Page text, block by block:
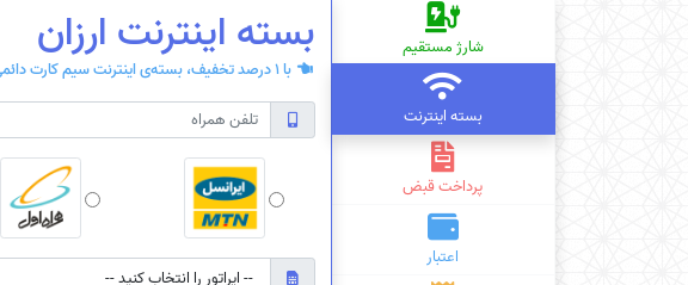
شارژ مستقیم
بسته اینترنت
پرداخت قبض
اعتبار
بسته‌ اینترنت ارزان
با 1 درصد تخفیف، بسته‌ی اینترنت سیم کارت دائمی یا اعتباری بخرید.